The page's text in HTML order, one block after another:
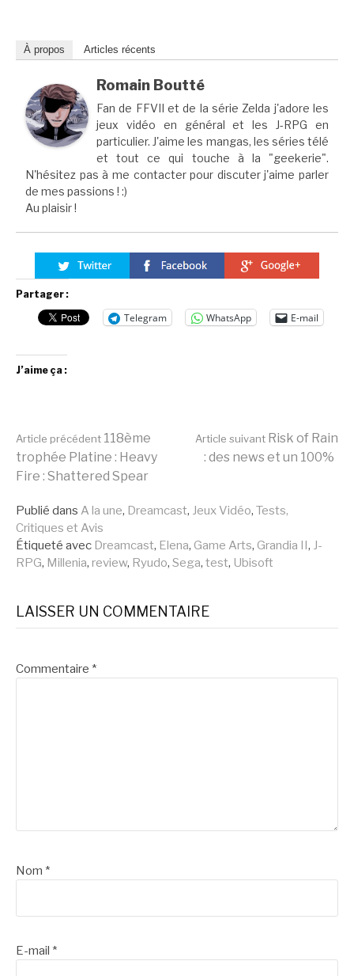
À propos Articles récents
Romain Boutté
Fan de FFVII et de la série Zelda j'adore les
jeux vidéo en général et les J-RPG en
particulier. J'aime les mangas, les séries télé
et tout ce qui touche à la "geekerie".
N'hésitez pas à me contacter pour discuter j'aime parler
de mes passions ! :)
Au plaisir !
Partager :
Telegram WhatsApp E-mail
J’aime ça :
Lire
la
suite
Article précédent 118ème
trophée Platine : Heavy
Fire : Shattered Spear
Article suivant Risk of Rain
: des news et un 100%
Publié dans A la une, Dreamcast, Jeux Vidéo, Tests,
Critiques et Avis
Étiqueté avec Dreamcast, Elena, Game Arts, Grandia II, J-
RPG, Millenia, review, Ryudo, Sega, test, Ubisoft
LAISSER UN COMMENTAIRE
Commentaire *
Nom *
E-mail *